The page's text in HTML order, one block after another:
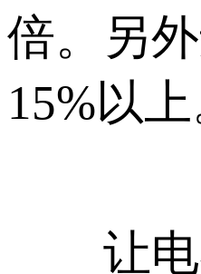
倍。另
15%以上
让电容